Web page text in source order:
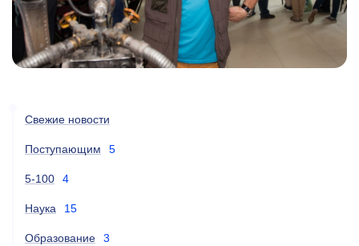
Свежие новости
Поступающим 5
5-100 4
Наука 15
Образование 3